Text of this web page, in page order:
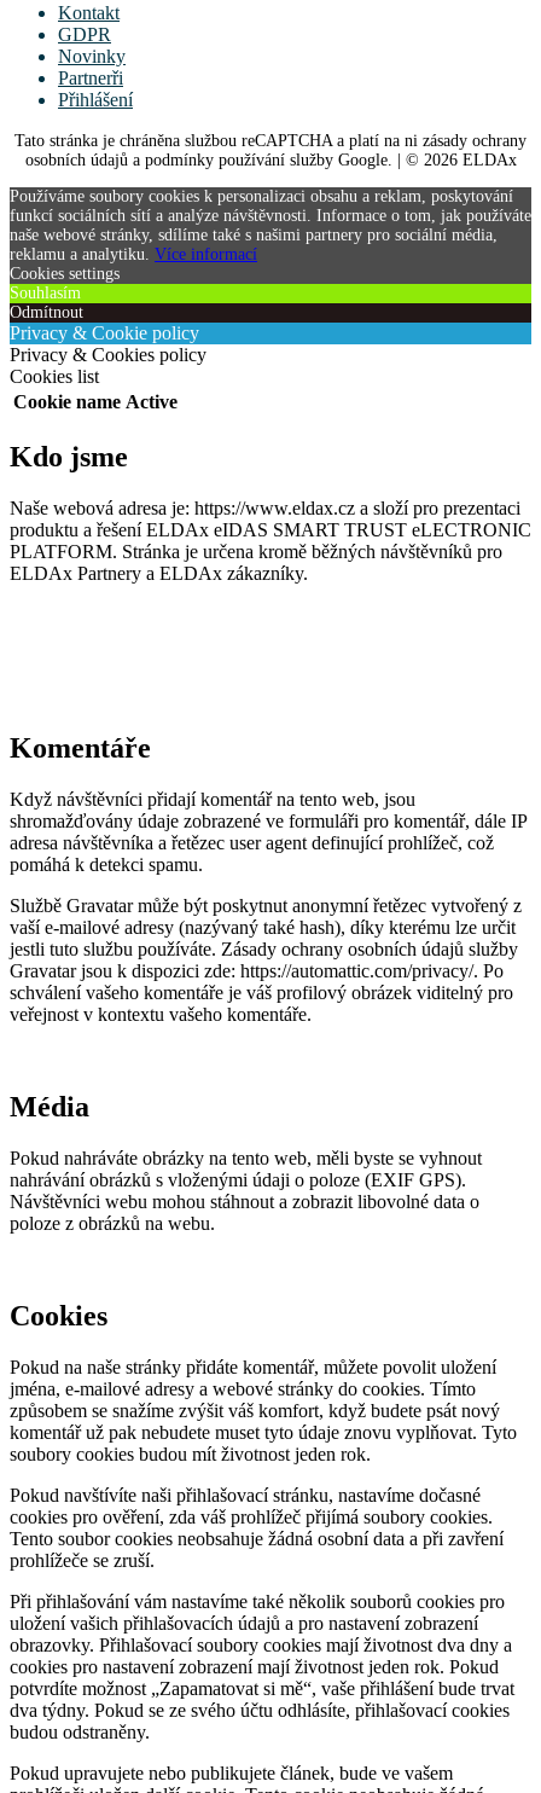
Kontakt
GDPR
Novinky
Partnerři
Přihlášení
Tato stránka je chráněna službou reCAPTCHA a platí na ni zásady ochrany
osobních údajů a podmínky používání služby Google. | © 2026 ELDAx
Používáme soubory cookies k personalizaci obsahu a reklam, poskytování
funkcí sociálních sítí a analýze návštěvnosti. Informace o tom, jak používáte
naše webové stránky, sdílíme také s našimi partnery pro sociální média,
reklamu a analytiku. Více informací
Cookies settings
Souhlasím
Odmítnout
Privacy & Cookie policy
Privacy & Cookies policy
Cookies list
Cookie name Active
Kdo jsme
Naše webová adresa je: https://www.eldax.cz a složí pro prezentaci
produktu a řešení ELDAx eIDAS SMART TRUST eLECTRONIC
PLATFORM. Stránka je určena kromě běžných návštěvníků pro
ELDAx Partnery a ELDAx zákazníky.
Komentáře
Když návštěvníci přidají komentář na tento web, jsou
shromažďovány údaje zobrazené ve formuláři pro komentář, dále IP
adresa návštěvníka a řetězec user agent definující prohlížeč, což
pomáhá k detekci spamu.
Službě Gravatar může být poskytnut anonymní řetězec vytvořený z
vaší e-mailové adresy (nazývaný také hash), díky kterému lze určit
jestli tuto službu používáte. Zásady ochrany osobních údajů služby
Gravatar jsou k dispozici zde: https://automattic.com/privacy/. Po
schválení vašeho komentáře je váš profilový obrázek viditelný pro
veřejnost v kontextu vašeho komentáře.
Média
Pokud nahráváte obrázky na tento web, měli byste se vyhnout
nahrávání obrázků s vloženými údaji o poloze (EXIF GPS).
Návštěvníci webu mohou stáhnout a zobrazit libovolné data o
poloze z obrázků na webu.
Cookies
Pokud na naše stránky přidáte komentář, můžete povolit uložení
jména, e-mailové adresy a webové stránky do cookies. Tímto
způsobem se snažíme zvýšit váš komfort, když budete psát nový
komentář už pak nebudete muset tyto údaje znovu vyplňovat. Tyto
soubory cookies budou mít životnost jeden rok.
Pokud navštívíte naši přihlašovací stránku, nastavíme dočasné
cookies pro ověření, zda váš prohlížeč přijímá soubory cookies.
Tento soubor cookies neobsahuje žádná osobní data a při zavření
prohlížeče se zruší.
Při přihlašování vám nastavíme také několik souborů cookies pro
uložení vašich přihlašovacích údajů a pro nastavení zobrazení
obrazovky. Přihlašovací soubory cookies mají životnost dva dny a
cookies pro nastavení zobrazení mají životnost jeden rok. Pokud
potvrdíte možnost „Zapamatovat si mě“, vaše přihlášení bude trvat
dva týdny. Pokud se ze svého účtu odhlásíte, přihlašovací cookies
budou odstraněny.
Pokud upravujete nebo publikujete článek, bude ve vašem